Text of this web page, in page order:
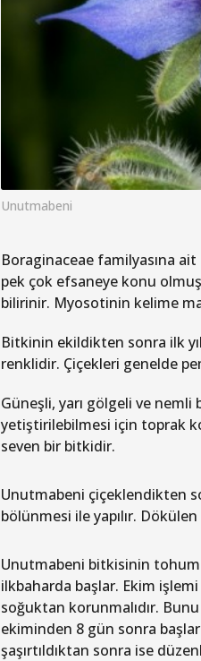
Unutmabeni
Boraginaceae familyasına
pek çok efsaneye konu
bilirinir. Myosotinin kelime
Bitkinin ekildikten sonra ilk
renklidir. Çiçekleri genelde
Güneşli, yarı gölgeli ve
yetiştirilebilmesi için toprak
seven bir bitkidir.
Unutmabeni çiçeklendikten
bölünmesi ile yapılır.
Unutmabeni bitkisinin
ilkbaharda başlar. Ekim işlemi
soğuktan korunmalıdır.
ekiminden 8 gün sonra
şaşırtıldıktan sonra ise